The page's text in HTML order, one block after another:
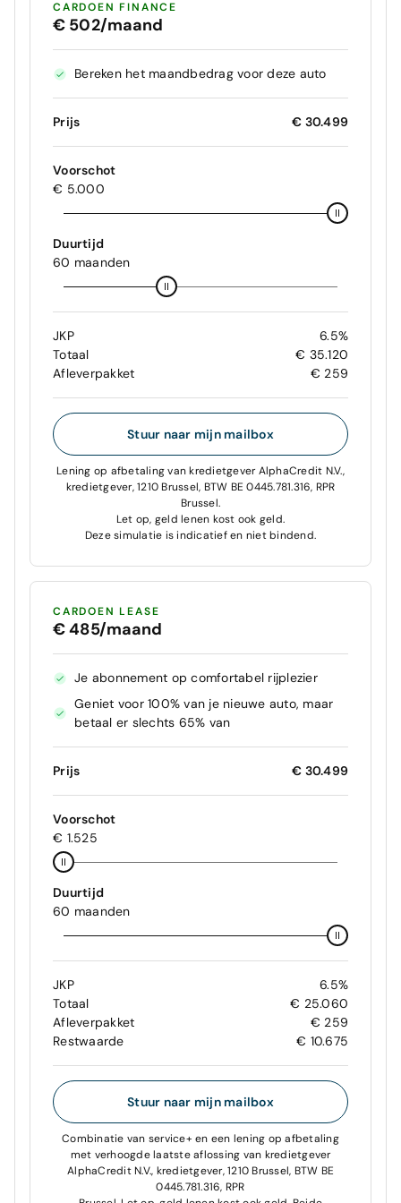
CARDOEN FINANCE
€ 502/maand
Bereken het maandbedrag voor deze auto
Prijs € 30.499
Voorschot
€ 5.000
Duurtijd
60 maanden
JKP
6.5%
Totaal
€ 35.120
Afleverpakket
€ 259
Stuur naar mijn mailbox
Lening op afbetaling van kredietgever AlphaCredit N.V.,
kredietgever, 1210 Brussel, BTW BE 0445.781.316, RPR
Brussel.
Let op, geld lenen kost ook geld.
Deze simulatie is indicatief en niet bindend.
CARDOEN LEASE
€ 485/maand
Je abonnement op comfortabel rijplezier
Geniet voor 100% van je nieuwe auto, maar
betaal er slechts 65% van
Prijs € 30.499
Voorschot
€ 1.525
Duurtijd
60 maanden
JKP
6.5%
Totaal
€ 25.060
Afleverpakket
€ 259
Restwaarde
€ 10.675
Stuur naar mijn mailbox
Combinatie van service+ en een lening op afbetaling
met verhoogde laatste aflossing van kredietgever
AlphaCredit N.V., kredietgever, 1210 Brussel, BTW BE
0445.781.316, RPR